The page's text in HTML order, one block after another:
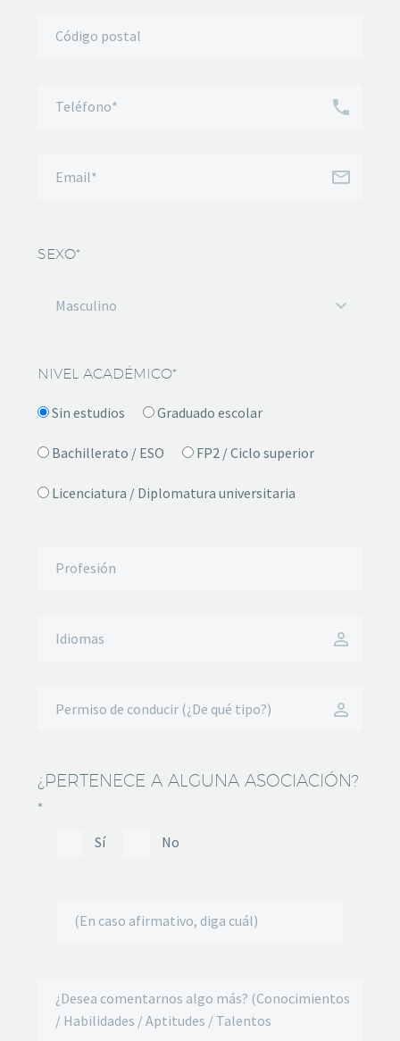
SEXO*
Masculino
NIVEL ACADÉMICO*
Sin estudios Graduado escolar
Bachillerato / ESO FP2 / Ciclo superior
Licenciatura / Diplomatura universitaria
¿PERTENECE A ALGUNA ASOCIACIÓN?
*
Sí No